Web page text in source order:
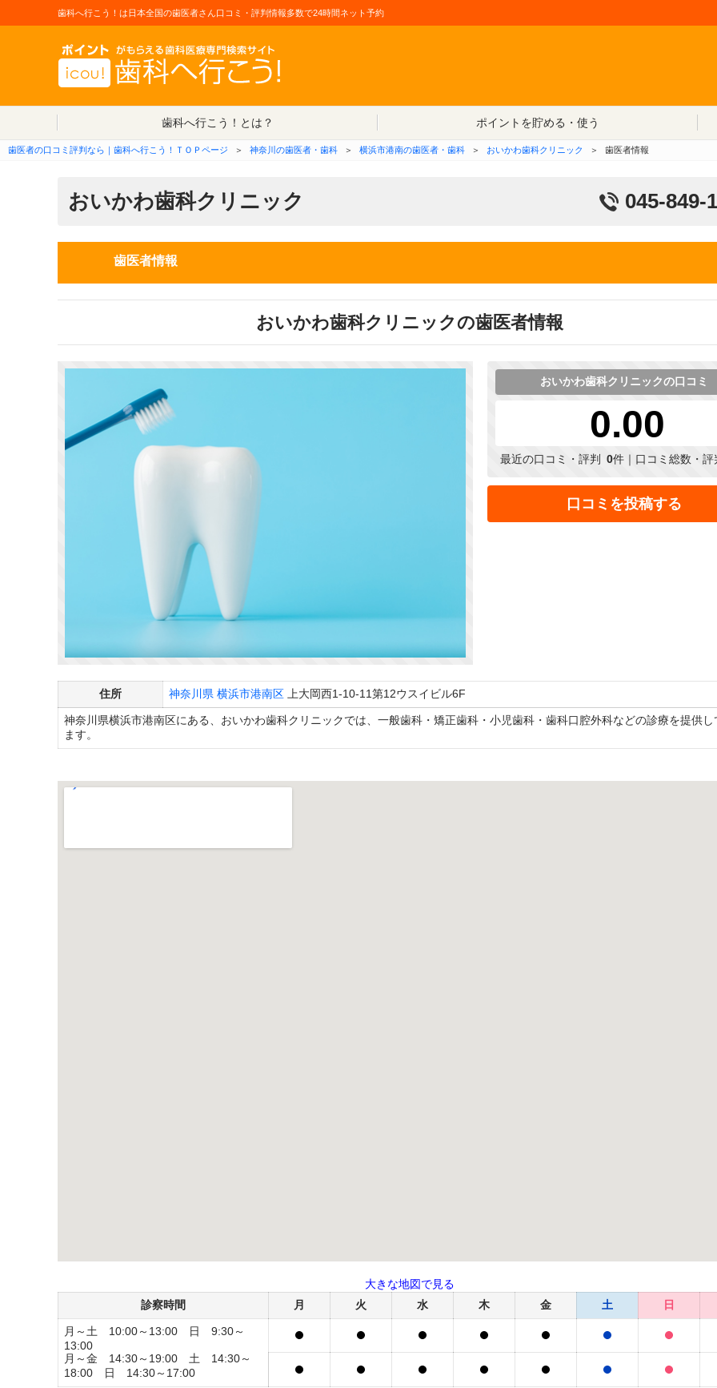
歯科へ行こう！は日本全国の歯医者さん口コミ・評判情報多数で24時間ネット予約
歯科へ行こう！とは？
ポイントを貯める・使う
歯医者の口コミ評判なら｜歯科へ行こう！ＴＯＰページ ＞ 神奈川の歯医者・歯科 ＞ 横浜市港南の歯医者・歯科 ＞ おいかわ歯科クリニック ＞ 歯医者情報
おいかわ歯科クリニック 045-849-
歯医者情報
おいかわ歯科クリニックの歯医者情報
おいかわ歯科クリニックの口コミ
0.00
最近の口コミ・評判 0件｜口コミ総数・評
口コミを投稿する
住所 神奈川県 横浜市港南区 上大岡西1-10-11第12ウスイビル6F
神奈川県横浜市港南区にある、おいかわ歯科クリニックでは、一般歯科・矯正歯科・小児歯科・歯科口腔外科などの診療を提供し
ます。
大きな地図で見る
診察時間
月 火 水 木 金 土 日
月～土 10:00～13:00 日 9:30～
13:00
月～金 14:30～19:00 土 14:30～
18:00 日 14:30～17:00